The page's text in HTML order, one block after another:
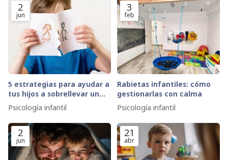
2
jun
5 estrategias para ayudar a
tus hijos a sobrellevar un
divorcio de la mejor manera
Psicología infantil
3
feb
Rabietas infantiles: cómo
gestionarlas con calma
Psicología infantil
2
jun
21
abr